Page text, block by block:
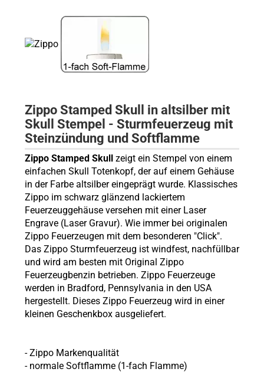
Zippo Stamped Skull in altsilber mit
Skull Stempel - Sturmfeuerzeug mit
Steinzündung und Softflamme
Zippo Stamped Skullzeigt ein Stempel von einem
einfachen Skull Totenkopf, der auf einem Gehäuse
in der Farbe altsilber eingeprägt wurde. Klassisches
Zippo im schwarz glänzend lackiertem
Feuerzeuggehäuse versehen mit einer Laser
Engrave (Laser Gravur). Wie immer bei originalen
Zippo Feuerzeugen mit dem besonderen "Click".
Das Zippo Sturmfeuerzeug ist windfest, nachfüllbar
und wird am besten mit Original Zippo
Feuerzeugbenzin betrieben. Zippo Feuerzeuge
werden in Bradford, Pennsylvania in den USA
hergestellt. Dieses Zippo Feuerzeug wird in einer
kleinen Geschenkbox ausgeliefert.
- Zippo Markenqualität
- normale Softflamme (1-fach Flamme)